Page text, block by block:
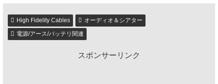
High Fidelity Cables
オーディオ＆シアター
電源/アース/バッテリ関連
スポンサーリンク